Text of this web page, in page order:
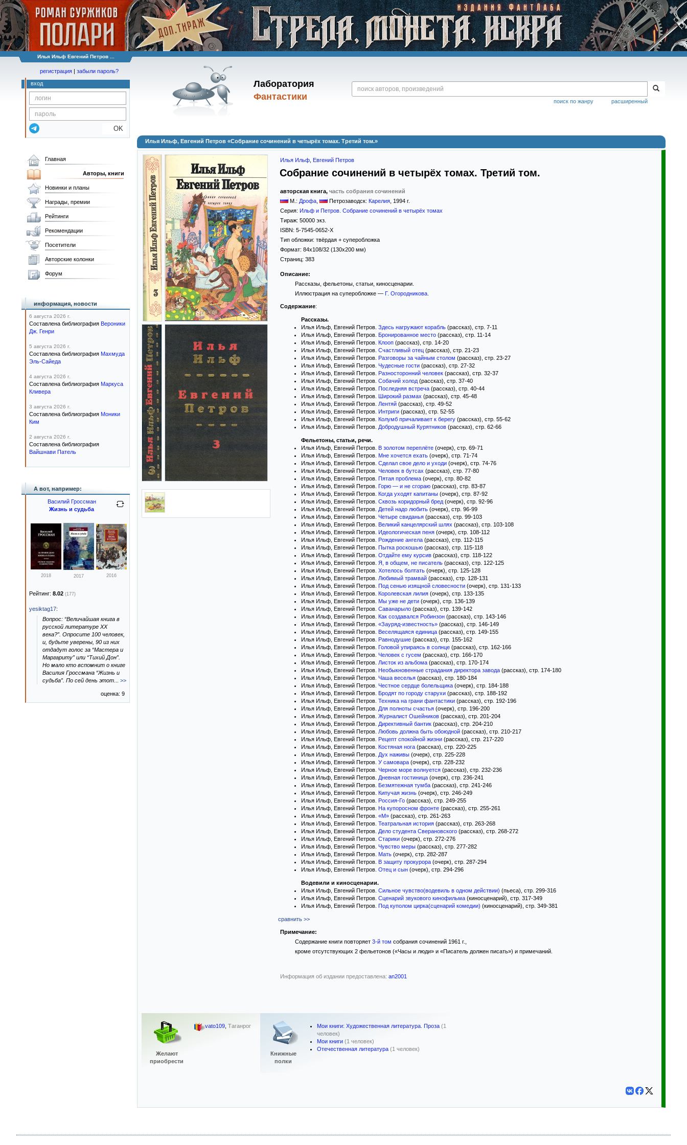
Илья Ильф Евгений Петров ...
Лаборатория
Фантастики
расширенный
поиск по жанру
регистрация | забыли пароль?
вход
OK
Илья Ильф, Евгений Петров «Собрание сочинений в четырёх томах. Третий том.»
Илья Ильф Евгений Петров
Собрание сочинений в четырёх томах. Третий том.
авторская книга, часть собрания сочинений
М.: Дрофа Петрозаводск: Карелия 1994 г.
Серия: Ильф и Петров. Собрание сочинений в четырёх томах
Тираж: 50000 экз.
ISBN: 5-7545-0652-X
Тип обложки: твёрдая + суперобложка
Формат: 84x108/32 (130x200 мм)
Страниц: 383
Описание:
Рассказы, фельетоны, статьи, киносценарии.
Иллюстрация на суперобложке — Г. Огородникова.
Содержание:
Рассказы.
Илья Ильф, Евгений Петров. Здесь нагружают корабль (рассказ), стр. 7-11
Илья Ильф, Евгений Петров. Бронированное место (рассказ), стр. 11-14
Илья Ильф, Евгений Петров. Клооп (рассказ), стр. 14-20
Илья Ильф, Евгений Петров. Счастливый отец (рассказ), стр. 21-23
Илья Ильф, Евгений Петров. Разговоры за чайным столом (рассказ), стр. 23-27
Илья Ильф, Евгений Петров. Чудесные гости (рассказ), стр. 27-32
Илья Ильф, Евгений Петров. Разносторонний человек (рассказ), стр. 32-37
Илья Ильф, Евгений Петров. Собачий холод (рассказ), стр. 37-40
Илья Ильф, Евгений Петров. Последняя встреча (рассказ), стр. 40-44
Илья Ильф, Евгений Петров. Широкий размах (рассказ), стр. 45-48
Илья Ильф, Евгений Петров. Лентяй (рассказ), стр. 49-52
Илья Ильф, Евгений Петров. Интриги (рассказ), стр. 52-55
Илья Ильф, Евгений Петров. Колумб причаливает к берегу (рассказ), стр. 55-62
Илья Ильф, Евгений Петров. Добродушный Курятников (рассказ), стр. 62-66
Фельетоны, статьи, речи.
Илья Ильф, Евгений Петров. В золотом переплёте (очерк), стр. 69-71
Илья Ильф, Евгений Петров. Мне хочется ехать (очерк), стр. 71-74
Илья Ильф, Евгений Петров. Сделал свое дело и уходи (очерк), стр. 74-76
Илья Ильф, Евгений Петров. Человек в бутсах (рассказ), стр. 77-80
Илья Ильф, Евгений Петров. Пятая проблема (очерк), стр. 80-82
Илья Ильф, Евгений Петров. Горю — и не сгораю (рассказ), стр. 83-87
Илья Ильф, Евгений Петров. Когда уходят капитаны (очерк), стр. 87-92
Илья Ильф, Евгений Петров. Сквозь коридорный бред (очерк), стр. 92-96
Илья Ильф, Евгений Петров. Детей надо любить (очерк), стр. 96-99
Илья Ильф, Евгений Петров. Четыре свиданья (рассказ), стр. 99-103
Илья Ильф, Евгений Петров. Великий канцелярский шлях (рассказ), стр. 103-108
Илья Ильф, Евгений Петров. Идеологическая пеня (очерк), стр. 108-112
Илья Ильф, Евгений Петров. Рождение ангела (рассказ), стр. 112-115
Илья Ильф, Евгений Петров. Пытка роскошью (рассказ), стр. 115-118
Илья Ильф, Евгений Петров. Отдайте ему курсив (рассказ), стр. 118-122
Илья Ильф, Евгений Петров. Я, в общем, не писатель (рассказ), стр. 122-125
Илья Ильф, Евгений Петров. Хотелось болтать (очерк), стр. 125-128
Илья Ильф, Евгений Петров. Любимый трамвай (рассказ), стр. 128-131
Илья Ильф, Евгений Петров. Под сенью изящной словесности (очерк), стр. 131-133
Илья Ильф, Евгений Петров. Королевская лилия (очерк), стр. 133-135
Илья Ильф, Евгений Петров. Мы уже не дети (очерк), стр. 136-139
Илья Ильф, Евгений Петров. Саванарыло (рассказ), стр. 139-142
Илья Ильф, Евгений Петров. Как создавался Робинзон (рассказ), стр. 143-146
Илья Ильф, Евгений Петров. «Зауряд-известность» (рассказ), стр. 146-149
Илья Ильф, Евгений Петров. Веселящаяся единица (рассказ), стр. 149-155
Илья Ильф, Евгений Петров. Равнодушие (рассказ), стр. 155-162
Илья Ильф, Евгений Петров. Головой упираясь в солнце (рассказ), стр. 162-166
Илья Ильф, Евгений Петров. Человек с гусем (рассказ), стр. 166-170
Илья Ильф, Евгений Петров. Листок из альбома (рассказ), стр. 170-174
Илья Ильф, Евгений Петров. Необыкновенные страдания директора завода (рассказ), стр. 174-180
Илья Ильф, Евгений Петров. Чаша веселья (рассказ), стр. 180-184
Илья Ильф, Евгений Петров. Честное сердце болельщика (очерк), стр. 184-188
Илья Ильф, Евгений Петров. Бродят по городу старухи (рассказ), стр. 188-192
Илья Ильф, Евгений Петров. Техника на грани фантастики (рассказ), стр. 192-196
Илья Ильф, Евгений Петров. Для полноты счастья (очерк), стр. 196-200
Илья Ильф, Евгений Петров. Журналист Ошейников (рассказ), стр. 201-204
Илья Ильф, Евгений Петров. Директивный бантик (рассказ), стр. 204-210
Илья Ильф, Евгений Петров. Любовь должна быть обоюдной (рассказ), стр. 210-217
Илья Ильф, Евгений Петров. Рецепт спокойной жизни (рассказ), стр. 217-220
Илья Ильф, Евгений Петров. Костяная нога (рассказ), стр. 220-225
Илья Ильф, Евгений Петров. Дух наживы (очерк), стр. 225-228
Илья Ильф, Евгений Петров. У самовара (очерк), стр. 228-232
Илья Ильф, Евгений Петров. Черное море волнуется (рассказ), стр. 232-236
Илья Ильф, Евгений Петров. Дневная гостиница (очерк), стр. 236-241
Илья Ильф, Евгений Петров. Безмятежная тумба (рассказ), стр. 241-246
Илья Ильф, Евгений Петров. Кипучая жизнь (очерк), стр. 246-249
Илья Ильф, Евгений Петров. Россия-Го (рассказ), стр. 249-255
Илья Ильф, Евгений Петров. На купоросном фронте (рассказ), стр. 255-261
Илья Ильф, Евгений Петров. «М» (рассказ), стр. 261-263
Илья Ильф, Евгений Петров. Театральная история (рассказ), стр. 263-268
Илья Ильф, Евгений Петров. Дело студента Сверановского (рассказ), стр. 268-272
Илья Ильф, Евгений Петров. Старики (очерк), стр. 272-276
Илья Ильф, Евгений Петров. Чувство меры (рассказ), стр. 277-282
Илья Ильф, Евгений Петров. Мать (очерк), стр. 282-287
Илья Ильф, Евгений Петров. В защиту прокурора (очерк), стр. 287-294
Илья Ильф, Евгений Петров. Отец и сын (очерк), стр. 294-296
Водевили и киносценарии.
Илья Ильф, Евгений Петров. Сильное чувство(водевиль в одном действии) (пьеса), стр. 299-316
Илья Ильф, Евгений Петров. Сценарий звукового кинофильма (киносценарий), стр. 317-349
Илья Ильф, Евгений Петров. Под куполом цирка(сценарий комедии) (киносценарий), стр. 349-381
сравнить >>
Примечание:
Содержание книги повторяет 3-й том собрания сочинений 1961 г.,
кроме отсутствующих 2 фельетонов («Часы и люди» и «Писатель должен писать») и примечаний.
Информация об издании предоставлена: an2001
Желают
приобрести
vato109, Таганрог
Книжные
полки
Мои книги: Художественная литература. Проза (1
человек)
Мои книги (1 человек)
Отечественная литература (1 человек)
Главная
Авторы, книги
Новинки и планы
Награды, премии
Рейтинги
Рекомендации
Посетители
Авторские колонки
Форум
информация, новости
6 августа 2026 г.
Составлена библиография Вероники
Дж. Генри
5 августа 2026 г.
Составлена библиография Махмуда
Эль-Сайеда
4 августа 2026 г.
Составлена библиография Маркуса
Кливера
3 августа 2026 г.
Составлена библиография Моники
Ким
2 августа 2026 г.
Составлена библиография
Вайшнави Патель
А вот, например:
Василий Гроссман
Жизнь и судьба
2018 2017 2016
Рейтинг: 8.02 (177)
yesiktag17:
Вопрос: “Величайшая книга в
русской литературе ХХ
века?”. Опросите 100 человек,
и, будьте уверены, 90 из них
отдадут голос за “Мастера и
Маргариту” или “Тихий Дон”.
Но мало кто вспомнит о книге
Василия Гроссмана “Жизнь и
судьба”. По сей день этот
>>
оценка: 9